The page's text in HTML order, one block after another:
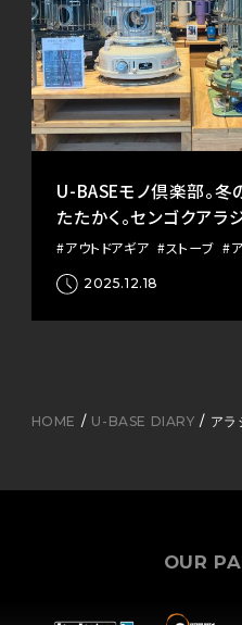
U-BASEモノ倶楽部。冬
たたかく。センゴクアラ
#アウトドアギア #ストーブ #
2025.12.18
HOME U-BASE DIARY アラ
OUR